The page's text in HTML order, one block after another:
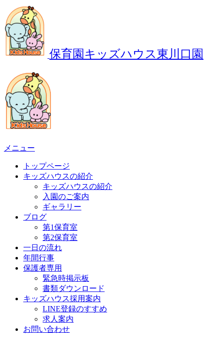
保育園キッズハウス東川口園
メニュー
トップページ
キッズハウスの紹介
キッズハウスの紹介
入園のご案内
ギャラリー
ブログ
第1保育室
第2保育室
一日の流れ
年間行事
保護者専用
緊急時掲示板
書類ダウンロード
キッズハウス採用案内
LINE登録のすすめ
求人案内
お問い合わせ